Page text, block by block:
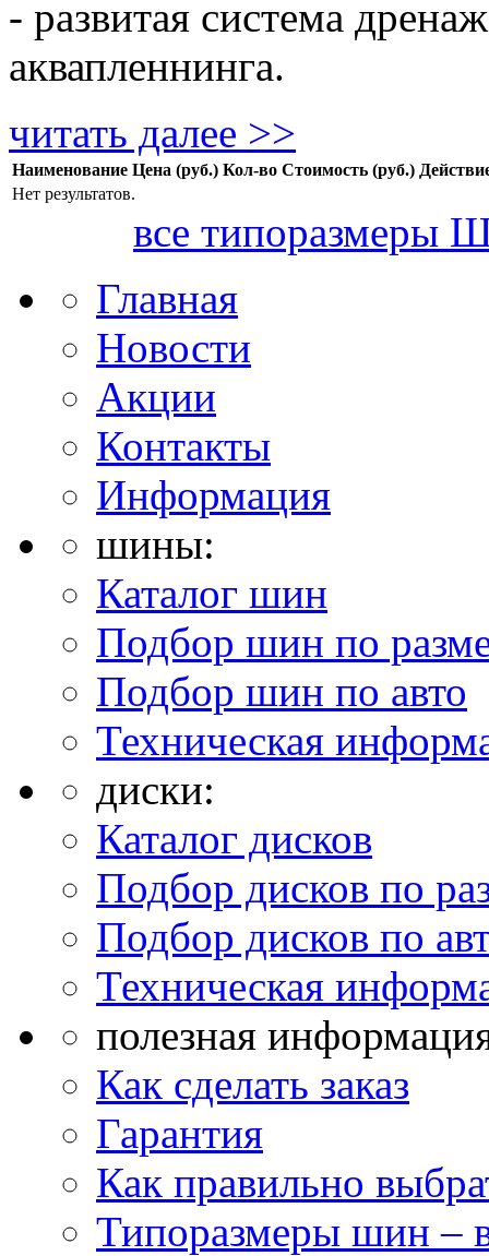
- развитая система
аквапленнинга.
читать далее >>
Наименование Цена (руб.) Кол-во Стоимость (руб.)
Нет результатов.
все типоразмеры
Главная
Новости
Акции
Контакты
Информация
шины:
Каталог шин
Подбор шин по
Подбор шин по авто
Техническая
диски:
Каталог дисков
Подбор дисков по
Подбор дисков по
Техническая
полезная
Как сделать заказ
Гарантия
Как правильно
Типоразмеры шин –